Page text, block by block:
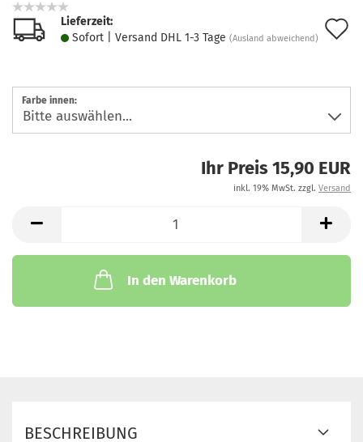
Lieferzeit:
Sofort | Versand DHL 1-3 Tage (Ausland abweichend)
Farbe innen:
Ihr Preis 15,90 EUR
inkl. 19% MwSt. zzgl. Versand
In den Warenkorb
BESCHREIBUNG